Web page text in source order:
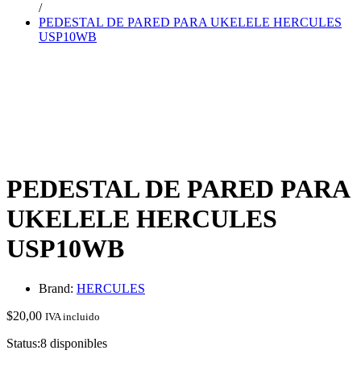
/
PEDESTAL DE PARED PARA UKELELE HERCULES
USP10WB
PEDESTAL DE PARED PARA
UKELELE HERCULES
USP10WB
Brand: HERCULES
$20,00 IVA incluido
Status:8 disponibles